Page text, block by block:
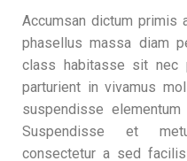
Accumsan dictum primis
phasellus massa diam
class habitasse sit nec
parturient in vivamus
suspendisse
Suspendisse et
consectetur a sed